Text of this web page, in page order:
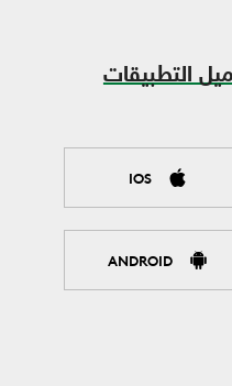
التطبيقات
IOS
ANDROID